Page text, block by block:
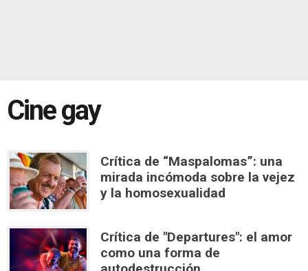
Cine gay
Crítica de “Maspalomas”: una
mirada incómoda sobre la vejez
y la homosexualidad
Crítica de "Departures": el amor
como una forma de